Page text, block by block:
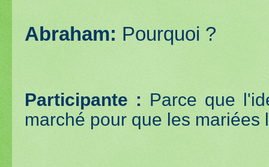
Abraham: Pourquoi ?
Participante : Parce que
marché pour que les mariées